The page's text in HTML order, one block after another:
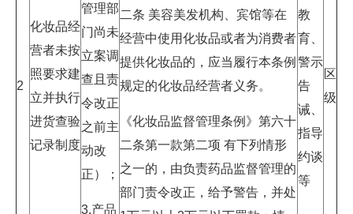
2
化妆品经
营者未按
照要求建
立并执行
进货查验
记录制度
管理部
门尚未
立案调
查且责
令改正
之前主
动改
正）；
3.产品
二条 美容美发机构、宾馆等在
经营中使用化妆品或者为消费者
提供化妆品的，应当履行本条例
规定的化妆品经营者义务。
《化妆品监督管理条例》第六十
二条第一款第二项 有下列情形
之一的，由负责药品监督管理的
部门责令改正，给予警告，并处
教
育、
警示
告
诫、
指导
约谈
等
区
级